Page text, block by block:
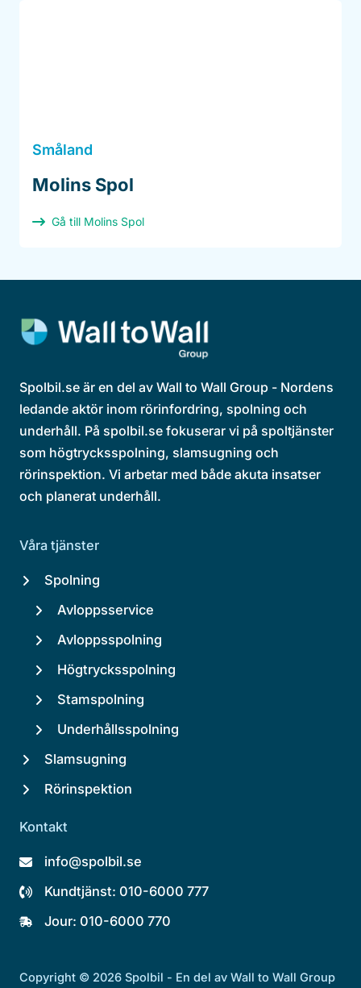
Småland
Molins Spol
Gå till Molins Spol
Spolbil.se är en del av Wall to Wall Group - Nordens
ledande aktör inom rörinfordring, spolning och
underhåll. På spolbil.se fokuserar vi på spoltjänster
som högtrycksspolning, slamsugning och
rörinspektion. Vi arbetar med både akuta insatser
och planerat underhåll.
Våra tjänster
Spolning
Avloppsservice
Avloppsspolning
Högtrycksspolning
Stamspolning
Underhållsspolning
Slamsugning
Rörinspektion
Kontakt
info@spolbil.se
Kundtjänst: 010-6000 777
Jour: 010-6000 770
Copyright © 2026 Spolbil - En del av Wall to Wall Group